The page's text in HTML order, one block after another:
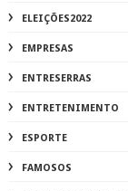
ELEIÇÕES2022
EMPRESAS
ENTRESERRAS
ENTRETENIMENTO
ESPORTE
FAMOSOS